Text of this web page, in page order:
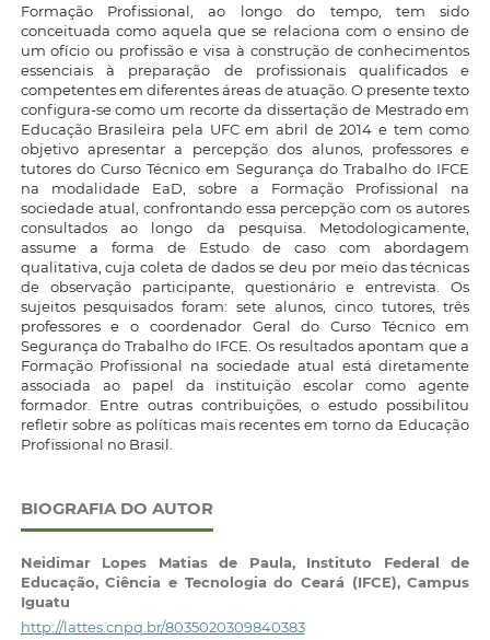
Formação Profissional, ao longo do tempo, tem sido
conceituada como aquela que se relaciona com o ensino de
um ofício ou profissão e visa à construção de conhecimentos
essenciais à preparação de profissionais qualificados e
competentes em diferentes áreas de atuação. O presente texto
configura-se como um recorte da dissertação de Mestrado em
Educação Brasileira pela UFC em abril de 2014 e tem como
objetivo apresentar a percepção dos alunos, professores e
tutores do Curso Técnico em Segurança do Trabalho do IFCE
na modalidade EaD, sobre a Formação Profissional na
sociedade atual, confrontando essa percepção com os autores
consultados ao longo da pesquisa. Metodologicamente,
assume a forma de Estudo de caso com abordagem
qualitativa, cuja coleta de dados se deu por meio das técnicas
de observação participante, questionário e entrevista. Os
sujeitos pesquisados foram: sete alunos, cinco tutores, três
professores e o coordenador Geral do Curso Técnico em
Segurança do Trabalho do IFCE. Os resultados apontam que a
Formação Profissional na sociedade atual está diretamente
associada ao papel da instituição escolar como agente
formador. Entre outras contribuições, o estudo possibilitou
refletir sobre as políticas mais recentes em torno da Educação
Profissional no Brasil.
BIOGRAFIA DO AUTOR
Neidimar Lopes Matias de Paula, Instituto Federal de
Educação, Ciência e Tecnologia do Ceará (IFCE), Campus
Iguatu
http://lattes.cnpq.br/8035020309840383